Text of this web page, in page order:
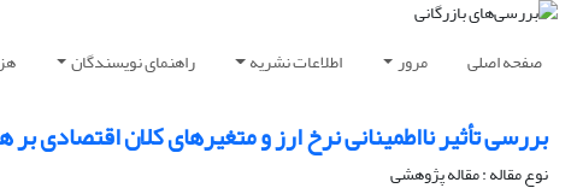
صفحه اصلی مرور اطلاعات نشریه راهنمای نویسندگان
بررسی تأثیر نااطمینانی نرخ ارز و متغیرهای کلان
نوع مقاله : مقاله پژوهشی